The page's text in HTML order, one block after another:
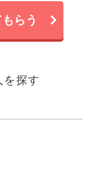
らう
探す